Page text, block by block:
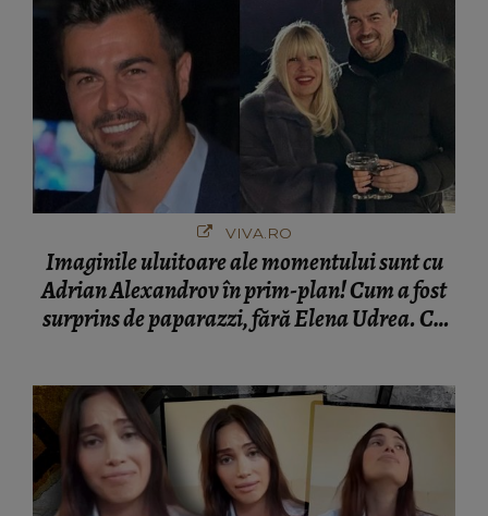
VIVA.RO
Imaginile uluitoare ale momentului sunt cu
Adrian Alexandrov în prim-plan! Cum a fost
surprins de paparazzi, fără Elena Udrea. Cu